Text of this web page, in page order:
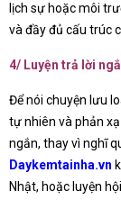
lịch sự hoặc môi
và đầy đủ cấu trúc
4/ Luyện trả lời
Để nói chuyện lưu
tự nhiên và phản
ngắn, thay vì nghĩ
Daykemtainha.vn
Nhật, hoặc luyện